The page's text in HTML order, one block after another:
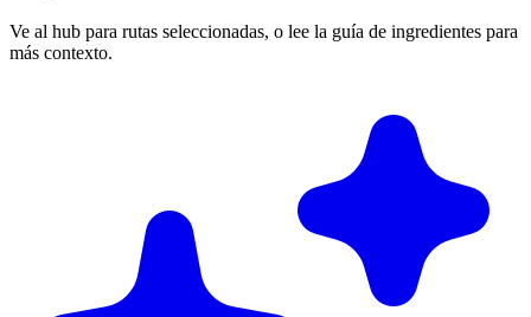
Ve al hub para rutas seleccionadas, o lee la guía de ingredientes para
más contexto.